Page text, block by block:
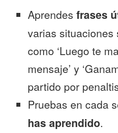
Aprendes frases
varias situaciones
como ‘Luego te
mensaje’ y
partido por
Pruebas en cada
has aprendido.